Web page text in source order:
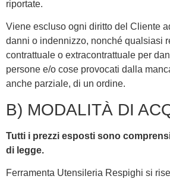
riportate.
Viene escluso ogni diritto del Cliente
danni o indennizzo, nonché qualsiasi
contrattuale o extracontrattuale per
persone e/o cose provocati dalla
anche parziale, di un ordine.
B) MODALITÀ DI
Tutti i prezzi esposti sono
di legge.
Ferramenta Utensileria Respighi si